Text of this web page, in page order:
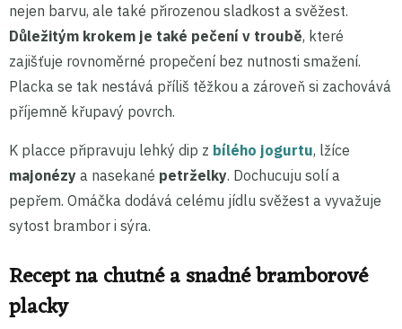
nejen barvu, ale také přirozenou sladkost a svěžest.
Důležitým krokem je také pečení v troubě, které
zajišťuje rovnoměrné propečení bez nutnosti smažení.
Placka se tak nestává příliš těžkou a zároveň si zachovává
příjemně křupavý povrch.
K placce připravuju lehký dip z bílého jogurtu, lžíce
majonézy a nasekané petrželky. Dochucuju solí a
pepřem. Omáčka dodává celému jídlu svěžest a vyvažuje
sytost brambor i sýra.
Recept na chutné a snadné bramborové
placky